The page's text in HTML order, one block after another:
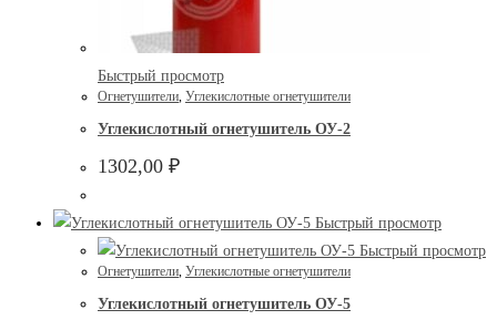
Быстрый просмотр
Огнетушители Углекислотные огнетушители
Углекислотный огнетушитель ОУ-2
1302,00 ₽
Быстрый просмотр
Быстрый просмотр
Огнетушители Углекислотные огнетушители
Углекислотный огнетушитель ОУ-5